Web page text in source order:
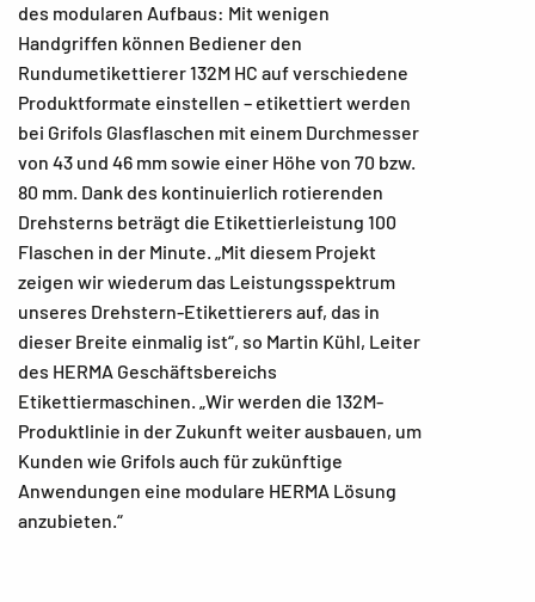
des modularen Aufbaus: Mit wenigen
Handgriffen können Bediener den
Rundumetikettierer 132M HC auf verschiedene
Produktformate einstellen – etikettiert werden
bei Grifols Glasflaschen mit einem Durchmesser
von 43 und 46 mm sowie einer Höhe von 70 bzw.
80 mm. Dank des kontinuierlich rotierenden
Drehsterns beträgt die Etikettierleistung 100
Flaschen in der Minute. „Mit diesem Projekt
zeigen wir wiederum das Leistungsspektrum
unseres Drehstern-Etikettierers auf, das in
dieser Breite einmalig ist“, so Martin Kühl, Leiter
des HERMA Geschäftsbereichs
Etikettiermaschinen. „Wir werden die 132M-
Produktlinie in der Zukunft weiter ausbauen, um
Kunden wie Grifols auch für zukünftige
Anwendungen eine modulare HERMA Lösung
anzubieten.“